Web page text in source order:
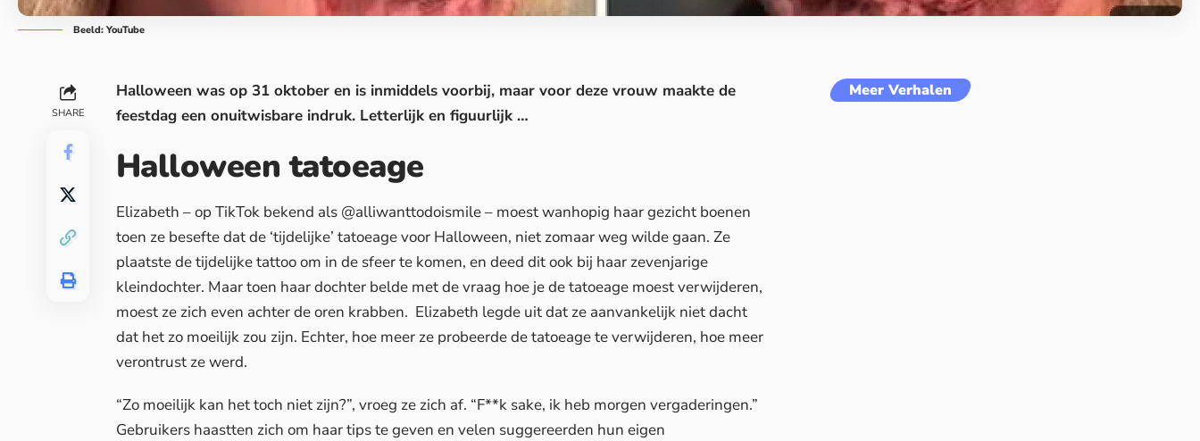
Beeld: YouTube
SHARE
Halloween was op 31 oktober en is inmiddels voorbij, maar voor deze vrouw maakte de
feestdag een onuitwisbare indruk. Letterlijk en figuurlijk …
Halloween tatoeage
Elizabeth – op TikTok bekend als @alliwanttodoismile – moest wanhopig haar gezicht boenen
toen ze besefte dat de ‘tijdelijke’ tatoeage voor Halloween, niet zomaar weg wilde gaan. Ze
plaatste de tijdelijke tattoo om in de sfeer te komen, en deed dit ook bij haar zevenjarige
kleindochter. Maar toen haar dochter belde met de vraag hoe je de tatoeage moest verwijderen,
moest ze zich even achter de oren krabben. Elizabeth legde uit dat ze aanvankelijk niet dacht
dat het zo moeilijk zou zijn. Echter, hoe meer ze probeerde de tatoeage te verwijderen, hoe meer
verontrust ze werd.
“Zo moeilijk kan het toch niet zijn?”, vroeg ze zich af. “F**k sake, ik heb morgen vergaderingen.”
Gebruikers haastten zich om haar tips te geven en velen suggereerden hun eigen
Meer Verhalen